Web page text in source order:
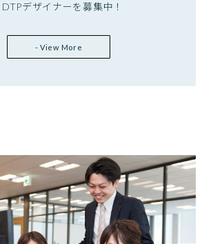
デザイナーを募集中！
- View More